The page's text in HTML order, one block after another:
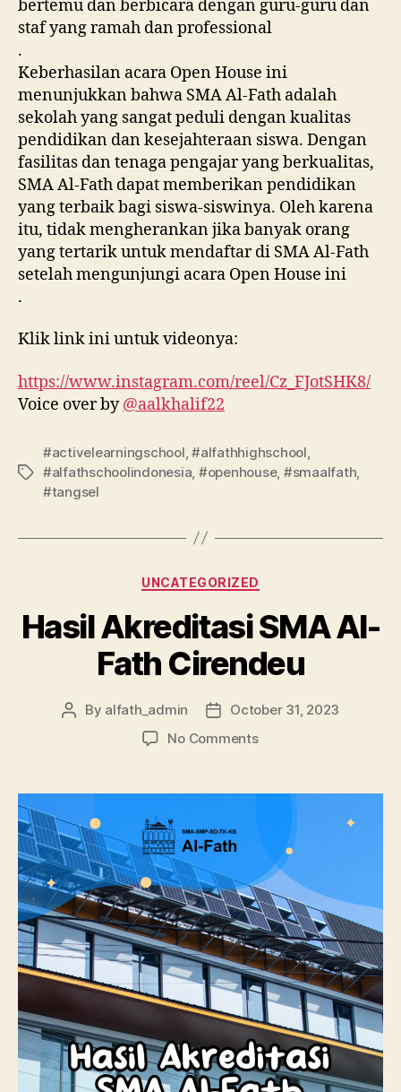
bertemu dan berbicara dengan guru-guru dan
staf yang ramah dan professional
.
Keberhasilan acara Open House ini
menunjukkan bahwa SMA Al-Fath adalah
sekolah yang sangat peduli dengan kualitas
pendidikan dan kesejahteraan siswa. Dengan
fasilitas dan tenaga pengajar yang berkualitas,
SMA Al-Fath dapat memberikan pendidikan
yang terbaik bagi siswa-siswinya. Oleh karena
itu, tidak mengherankan jika banyak orang
yang tertarik untuk mendaftar di SMA Al-Fath
setelah mengunjungi acara Open House ini
.
Klik link ini untuk videonya:
https://www.instagram.com/reel/Cz_FJotSHK8/
Voice over by@aalkhalif22
#activelearningschool ,#alfathhighschool
#alfathschoolindonesia #openhouse, #smaalfath
#tangsel
UNCATEGORIZED
Hasil Akreditasi SMA Al-
Fath Cirendeu
By alfath_admin
October 31, 2023
No Comments